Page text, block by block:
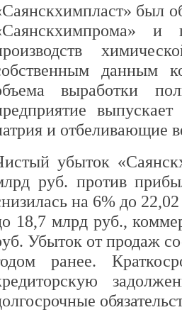
был
и
данным
выработки
и отбеливающие
убыток
руб. против
на 6% до
18,7 млрд руб.,
Убыток от продаж
ранее.